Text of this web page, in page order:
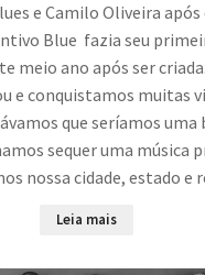
e Camilo Oliveira após
Blue fazia seu
meio ano após ser
e conquistamos muitas
que seríamos uma
sequer uma música
nossa cidade, estado e
Leia mais